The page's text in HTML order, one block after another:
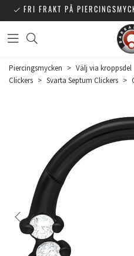
FRI FRAKT PÅ
Piercingsmycken > Välj via kroppsdel
Clickers > Svarta Septum Clickers >